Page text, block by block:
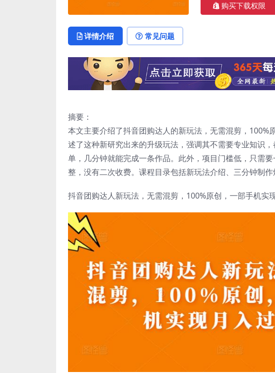
购买下载权限
详情介绍 常见问题
摘要：
本文主要介绍了抖音团购达人的新玩法，无需混剪，
述了这种新研究出来的升级玩法，强调其不需要专业知识
单，几分钟就能完成一条作品。此外，项目门槛低，只需
整，没有二次收费。课程目录包括新玩法介绍、三分钟制
抖音团购达人新玩法，无需混剪，100%原创，一部手机实